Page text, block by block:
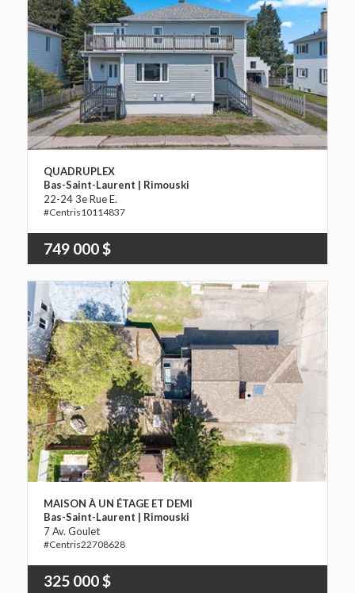
QUADRUPLEX
Bas-Saint-Laurent | Rimouski
22-24 3e Rue E.
10114837
749 000 $
MAISON À UN ÉTAGE ET DEMI
Bas-Saint-Laurent | Rimouski
7 Av. Goulet
22708628
325 000 $